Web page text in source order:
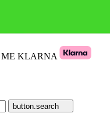
KLARNA
button.search